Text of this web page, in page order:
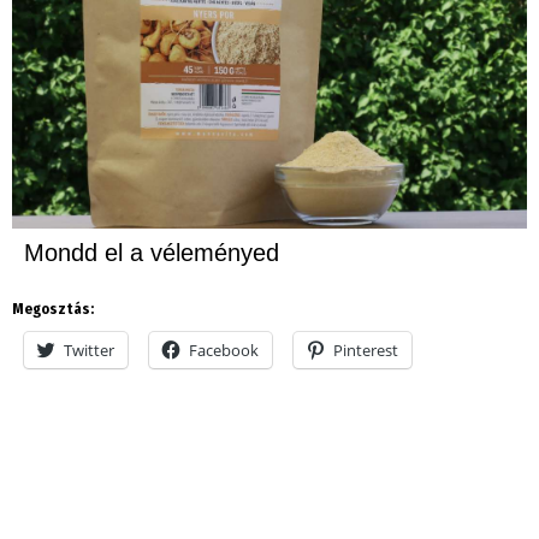
Mondd el a véleményed
Megosztás:
Twitter Facebook Pinterest